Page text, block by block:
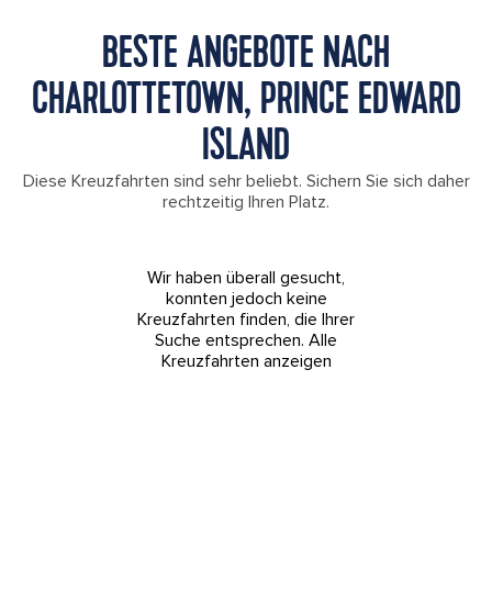
BESTE ANGEBOTE NACH
CHARLOTTETOWN, PRINCE EDWARD
ISLAND
Diese Kreuzfahrten sind sehr beliebt. Sichern Sie sich daher
rechtzeitig Ihren Platz.
Wir haben überall gesucht,
konnten jedoch keine
Kreuzfahrten finden, die Ihrer
Suche entsprechen. Alle
Kreuzfahrten anzeigen